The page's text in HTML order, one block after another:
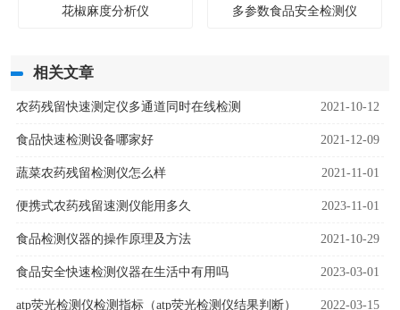
花椒麻度分析仪 多参数食品安全检测仪
相关文章
农药残留快速测定仪多通道同时在线检测 2021-10-12
食品快速检测设备哪家好 2021-12-09
蔬菜农药残留检测仪怎么样 2021-11-01
便携式农药残留速测仪能用多久 2023-11-01
食品检测仪器的操作原理及方法 2021-10-29
食品安全快速检测仪器在生活中有用吗 2023-03-01
atp荧光检测仪检测指标（atp荧光检测仪结果判断） 2022-03-15